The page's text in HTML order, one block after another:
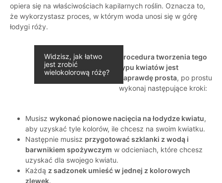
opiera się na właściwościach kapilarnych roślin. Oznacza to,
że wykorzystasz proces, w którym woda unosi się w górę
łodygi róży.
Widzisz, jak łatwo
jest zrobić
wielokolorową różę?
Procedura tworzenia tego
typu kwiatów jest
naprawdę prosta, po prostu
wykonaj następujące kroki:
Musisz wykonać pionowe nacięcia na łodydze kwiatu,
aby uzyskać tyle kolorów, ile chcesz na swoim kwiatku.
Następnie musisz przygotować szklanki z wodą i
barwnikiem spożywczym w odcieniach, które chcesz
uzyskać dla swojego kwiatu.
Każdą z sadzonek umieść w jednej z kolorowych
zlewek.